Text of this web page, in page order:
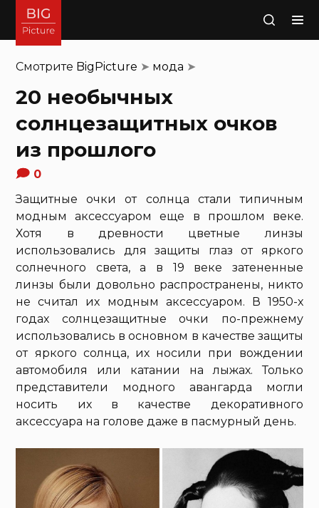
Поиск
Смотрите BigPicture ➤ мода ➤
20 необычных
солнцезащитных очков
из прошлого
0
Защитные очки от солнца стали типичным
модным аксессуаром еще в прошлом веке.
Хотя в древности цветные линзы
использовались для защиты глаз от яркого
солнечного света, а в 19 веке затененные
линзы были довольно распространены, никто
не считал их модным аксессуаром. В 1950-х
годах солнцезащитные очки по-прежнему
использовались в основном в качестве защиты
от яркого солнца, их носили при вождении
автомобиля или катании на лыжах. Только
представители модного авангарда могли
носить их в качестве декоративного
аксессуара на голове даже в пасмурный день.